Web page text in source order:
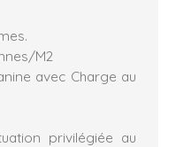
M2
avec Charge au
privilégiée au